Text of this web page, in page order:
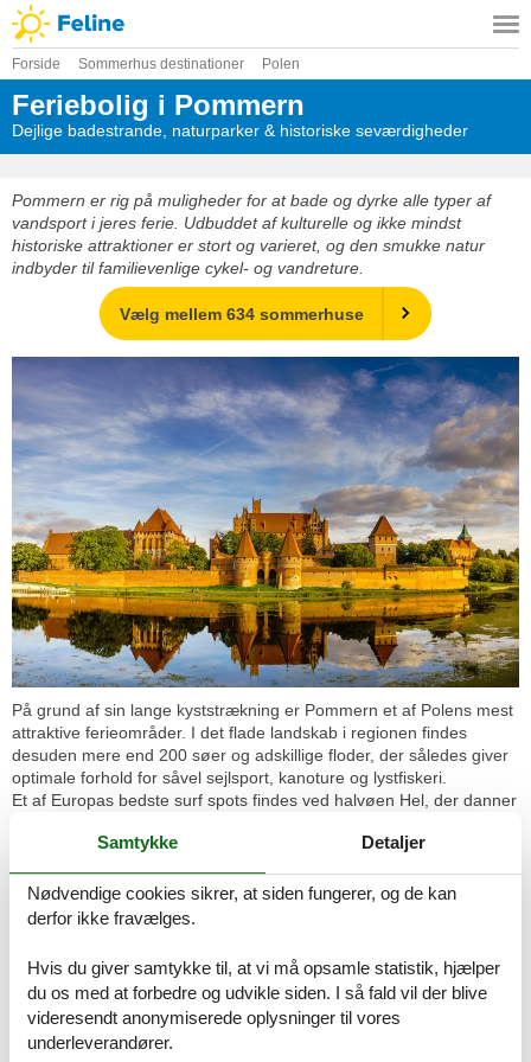
Forside Sommerhus destinationer Polen
Feriebolig i Pommern
Dejlige badestrande, naturparker & historiske seværdigheder
Pommern er rig på muligheder for at bade og dyrke alle typer af
vandsport i jeres ferie. Udbuddet af kulturelle og ikke mindst
historiske attraktioner er stort og varieret, og den smukke natur
indbyder til familievenlige cykel- og vandreture.
Vælg mellem 634 sommerhuse
På grund af sin lange kyststrækning er Pommern et af Polens mest
attraktive ferieområder. I det flade landskab i regionen findes
desuden mere end 200 søer og adskillige floder, der således giver
optimale forhold for såvel sejlsport, kanoture og lystfiskeri.
Et af Europas bedste surf spots findes ved halvøen Hel, der danner
lokation er perfekt til alle former for vandsport.
Słowiński National Park strækker sig langs Østersøkysten mellem
byerne Rowy og Leba, og er optaget på UNESCO’s liste over
verdens biosfærereservater. Parkens største attraktion er de
10 meter årligt afslører de fossile rester af skovene, der engang
voksede på dette sted. Den største af klitterne rejser sig omkring
42 meter over havets overflade. De to søer Lebsko og Gardno
trækker mange arter af vandfugle til, og parken er desuden beboet
Samtykke Detaljer
Nødvendige cookies sikrer, at siden fungerer, og de kan
derfor ikke fravælges.
Hvis du giver samtykke til, at vi må opsamle statistik, hjælper
du os med at forbedre og udvikle siden. I så fald vil der blive
videresendt anonymiserede oplysninger til vores
underleverandører.